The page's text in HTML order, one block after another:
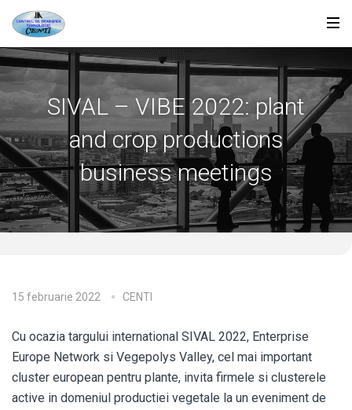
SIVAL – VIBE 2022: plant
and crop productions
business meetings
15 februarie 2022 CENTI
Cu ocazia targului international SIVAL 2022, Enterprise
Europe Network si Vegepolys Valley, cel mai important
cluster european pentru plante, invita firmele si clusterele
active in domeniul productiei vegetale la un eveniment de